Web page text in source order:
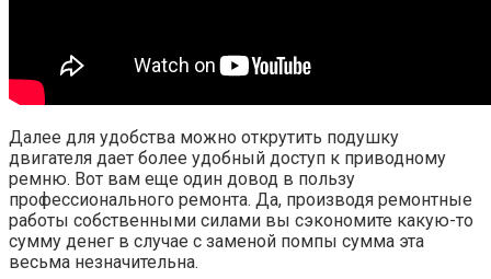
Далее для удобства можно открутить подушку
двигателя дает более удобный доступ к приводному
ремню. Вот вам еще один довод в пользу
профессионального ремонта. Да, производя ремонтные
работы собственными силами вы сэкономите какую-то
сумму денег в случае с заменой помпы сумма эта
весьма незначительна.